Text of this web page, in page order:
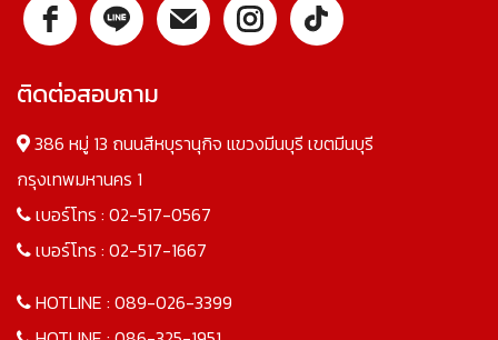
ติดต่อสอบถาม
386 หมู่ 13 ถนนสีหบุรานุกิจ แขวงมีนบุรี เขตมีนบุรี
กรุงเทพมหานคร 1
เบอร์โทร : 02-517-0567
เบอร์โทร : 02-517-1667
HOTLINE : 089-026-3399